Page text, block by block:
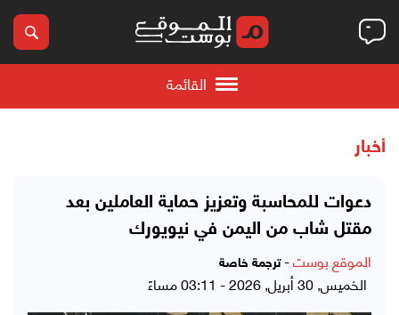
القائمة
أخبار
دعوات للمحاسبة وتعزيز حماية العاملين بعد
مقتل شاب من اليمن في نيويورك
الموقع بوست-ترجمة خاصة
الخميس, 30 أبريل, 2026 - 03:11 مساءً